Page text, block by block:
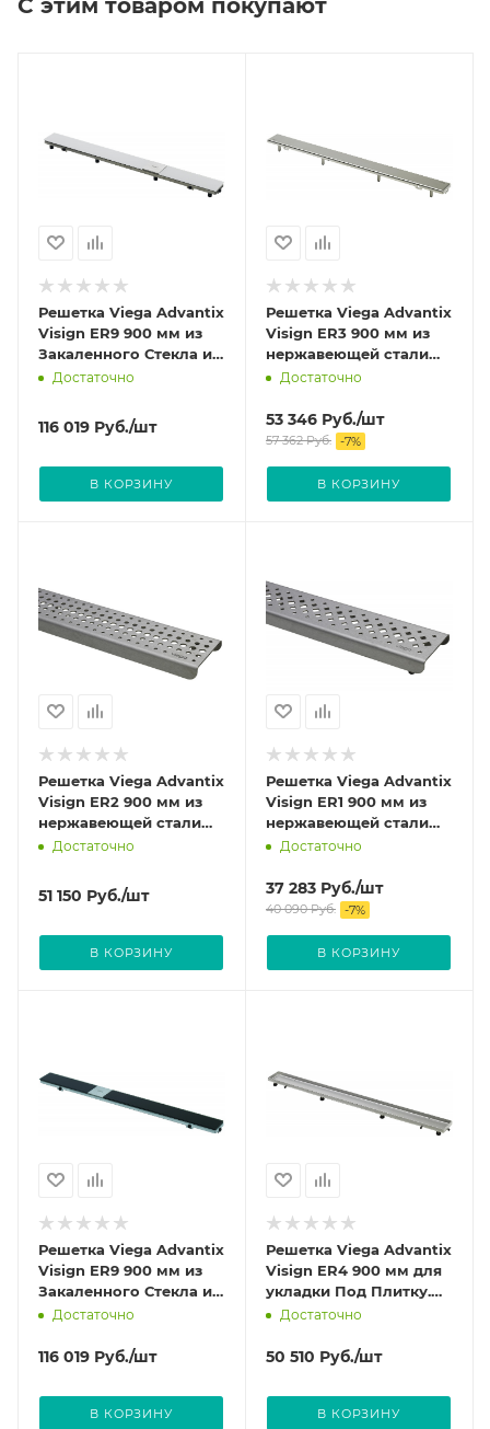
С этим товаром покупают
Решетка Viega Advantix
Visign ER9 900 мм из
Закаленного Стекла и
нержавеющей стали
Достаточно
116 019 Руб./шт
В КОРЗИНУ
Решетка Viega Advantix
Visign ER3 900 мм из
нержавеющей стали
цвет Глянцевый 589530
Достаточно
53 346 Руб./шт
57 362Руб. -7%
В КОРЗИНУ
Решетка Viega Advantix
Visign ER2 900 мм из
нержавеющей стали
цвет Глянцевый 571597
Достаточно
51 150 Руб./шт
В КОРЗИНУ
Решетка Viega Advantix
Visign ER1 900 мм из
нержавеющей стали
цвет Глянцевый 571542
Достаточно
37 283 Руб./шт
40 090Руб. -7%
В КОРЗИНУ
Решетка Viega Advantix
Visign ER9 900 мм из
Закаленного Стекла и
нержавеющей стали
Достаточно
116 019 Руб./шт
В КОРЗИНУ
Решетка Viega Advantix
Visign ER4 900 мм для
укладки Под Плитку.
Из нержавеющей стали
Достаточно
50 510 Руб./шт
В КОРЗИНУ